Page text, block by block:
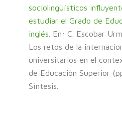
sociolingüísticos
estudiar el Grado de
inglés . En: C. Escobar
Los retos de la
universitarios en el
de Educación Superior
Síntesis.